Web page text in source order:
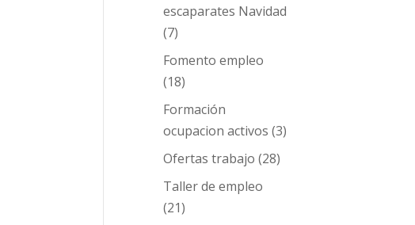
escaparates Navidad
(7)
Fomento empleo
(18)
Formación
ocupacion activos (3)
Ofertas trabajo (28)
Taller de empleo
(21)